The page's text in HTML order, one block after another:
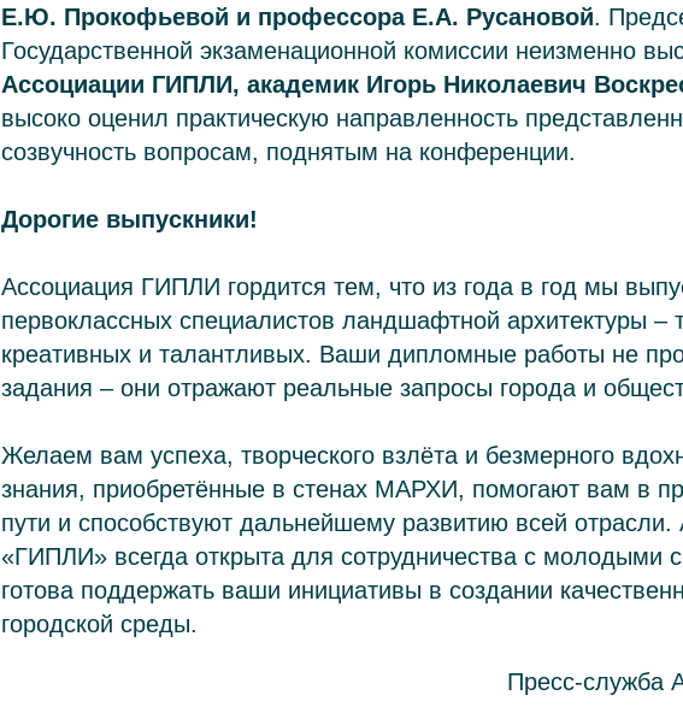
Е.Ю. Прокофьевой и профессора Е.А. Русановой.
Государственной экзаменационной комиссии неизменно
Ассоциации ГИПЛИ, академик Игорь Николаевич
высоко оценил практическую направленность
созвучность вопросам, поднятым на конференции.
Дорогие выпускники!
Ассоциация ГИПЛИ гордится тем, что из года в год мы
первоклассных специалистов ландшафтной архитектуры –
креативных и талантливых. Ваши дипломные работы не
задания – они отражают реальные запросы города и
Желаем вам успеха, творческого взлёта и безмерного
знания, приобретённые в стенах МАРХИ, помогают вам в
пути и способствуют дальнейшему развитию всей отрасли.
«ГИПЛИ» всегда открыта для сотрудничества с молодыми
готова поддержать ваши инициативы в создании
городской среды.
Пресс-служба